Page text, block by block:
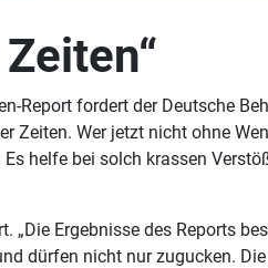
Report fordert der Deutsche
Wer jetzt nicht ohne
helfe bei solch krassen
Ergebnisse des Reports
dürfen nicht nur zugucken.